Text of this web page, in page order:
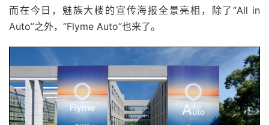
而在今日，魅族大楼的宣传海报全景亮相，除了“All in
Auto”之外，“Flyme Auto”也来了。